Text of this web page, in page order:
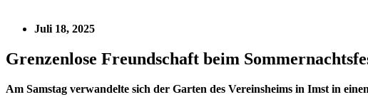
Juli 18, 2025
Grenzenlose Freundschaft beim
Am Samstag verwandelte sich der Garten des Vereinsheims in Imst in